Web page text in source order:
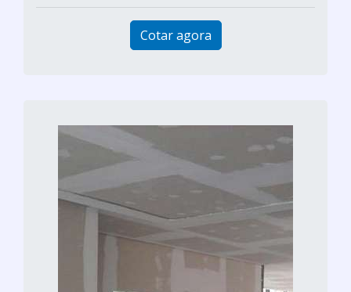
Cotar agora